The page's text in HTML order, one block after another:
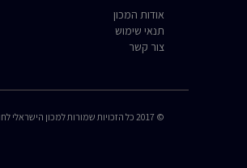
אודות המכון
תנאי שימוש
צור קשר
© 2017 כל הזכויות שמורות למכון הישראלי לחוות דעת מומחים ובוררים